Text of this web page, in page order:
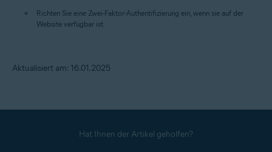
Richten Sie eine Zwei-Faktor-Authentifizierung ein, wenn sie auf der
Website verfügbar ist.
Aktualisiert am: 16.01.2025
Hat Ihnen der Artikel geholfen?